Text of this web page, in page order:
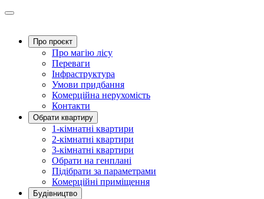
Про проєкт
Про магію ліcу
Переваги
Інфраструктура
Умови придбання
Комерційна нерухомість
Контакти
Обрати квартиру
1-кімнатні квартири
2-кімнатні квартири
3-кімнатні квартири
Обрати на генплані
Підібрати за параметрами
Комерційні приміщення
Будівництво